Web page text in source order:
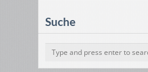
Suche